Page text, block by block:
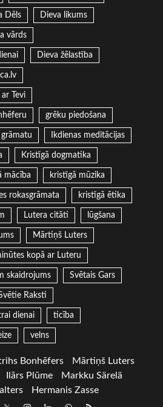
Dēls Dieva likums
vārds
Dieva žēlastība
Tevi
grēku piedošana
grāmatu Ikdienas meditācijas
Kristīgā dogmatika
mācība kristīgā mūzika
rokasgrāmata kristīgā ētika
Lutera citāti lūgšana
Mārtiņš Luters
kopā ar Luteru
skaidrojums Svētais Gars
Raksti
dienai ticība
velns
Bonhēfers
Mārtiņš Luters
Ilārs Plūme
Markku Särelä
Hermanis Zasse